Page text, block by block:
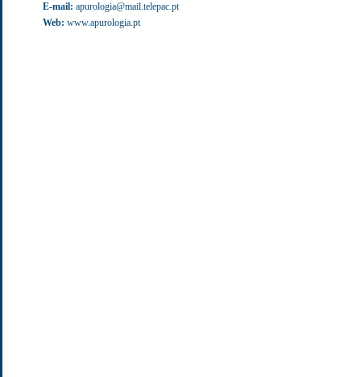
E-mail: apurologia@mail.telepac.pt
Web: www.apurologia.pt